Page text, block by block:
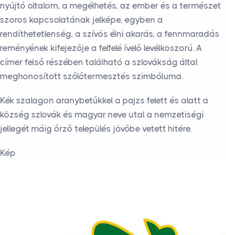
nyújtó oltalom, a megélhetés, az ember és a természet
szoros kapcsolatának jelképe, egyben a
rendíthetetlenség, a szívós élni akarás, a fennmaradás
reményének kifejezője a felfelé ívelő levélkoszorú. A
címer felső részében található a szlovákság által
meghonosított szőlőtermesztés szimbóluma.
Kék szalagon aranybetűkkel a pajzs felett és alatt a
község szlovák és magyar neve utal a nemzetiségi
jellegét máig őrző település jövőbe vetett hitére.
Kép